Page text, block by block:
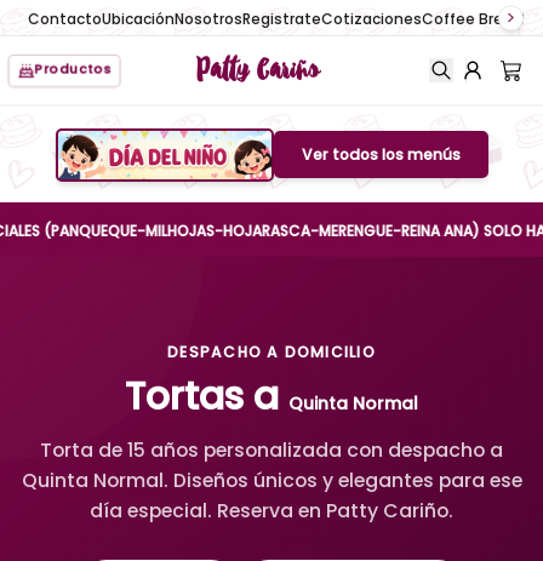
ContactoUbicaciónNosotrosRegistrateCotizacionesCoffee Break
Productos Patty Cariño
Boton de menu
Ver todos los menús
(PANQUEQUE-MILHOJAS-HOJARASCA-MERENGUE-REINA ANA) SOLO HASTA
DESPACHO A DOMICILIO
Tortas a Quinta Normal
Torta de 15 años personalizada con despacho a
Quinta Normal. Diseños únicos y elegantes para ese
día especial. Reserva en Patty Cariño.